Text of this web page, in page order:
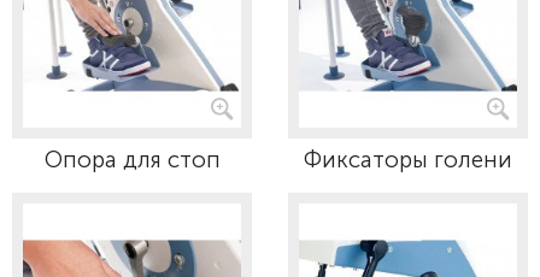
Опора для стоп Фиксаторы голени